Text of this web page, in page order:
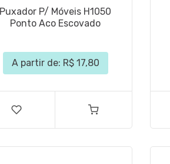
Puxador P/ Móveis H1050
Ponto Aco Escovado
A partir de: R$ 17,80